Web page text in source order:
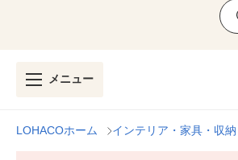
メニュー
LOHACOホーム インテリア・家具・収納